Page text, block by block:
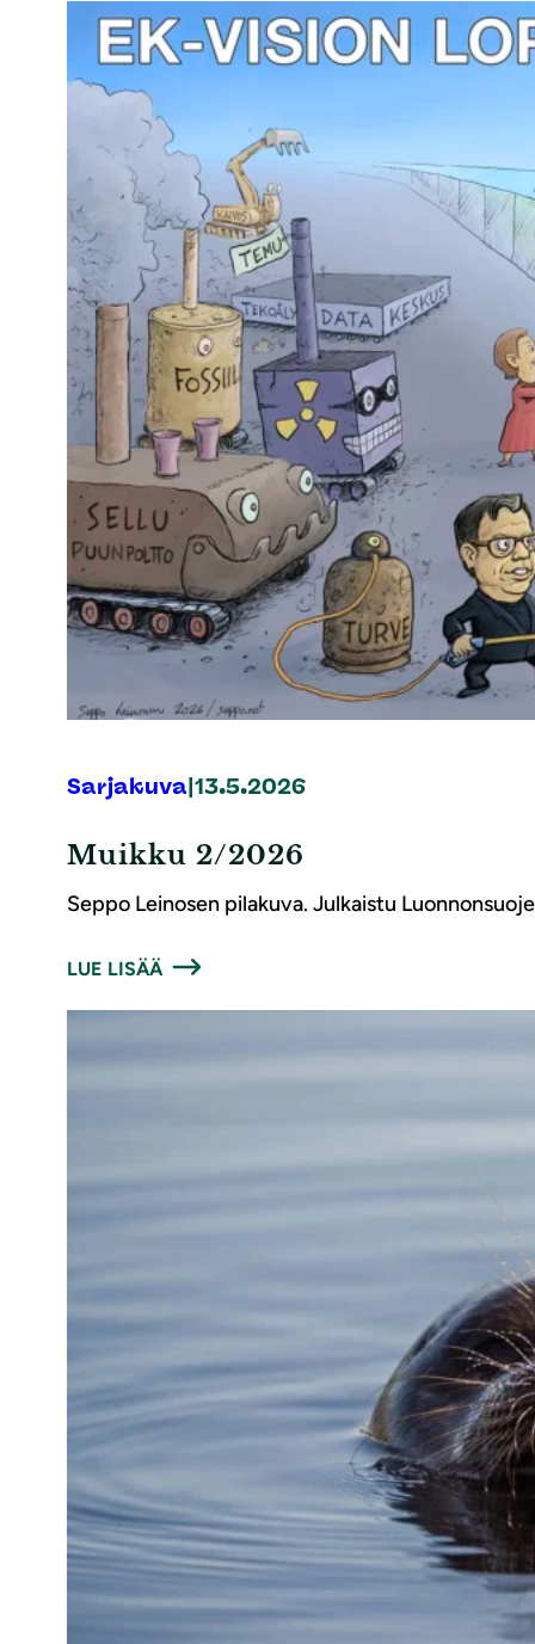
Sarjakuva 13.5.2026
Muikku 2/2026
Seppo Leinosen pilakuva. Julkaistu
LUE LISÄÄ